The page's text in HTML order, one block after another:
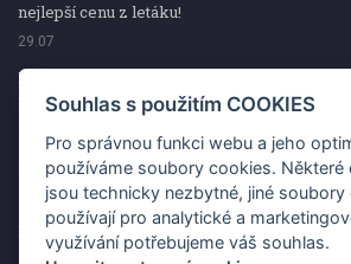
nejlepší cenu z letáku!
29.07
Prokop pro Vás vybírá z obslužného úseku
nejlepší cenu z letáku!
Kup špekáčky od Váhaly a vyhraj s
29.07
Prokop pro Vás vybírá na víkendovku ty
29.07
Souhlas s použitím COOKIES
Pro správnou funkci webu a jeho
používáme soubory cookies.
jsou technicky nezbytné, jiné soubory
používají pro analytické a
využívání potřebujeme váš souhlas.